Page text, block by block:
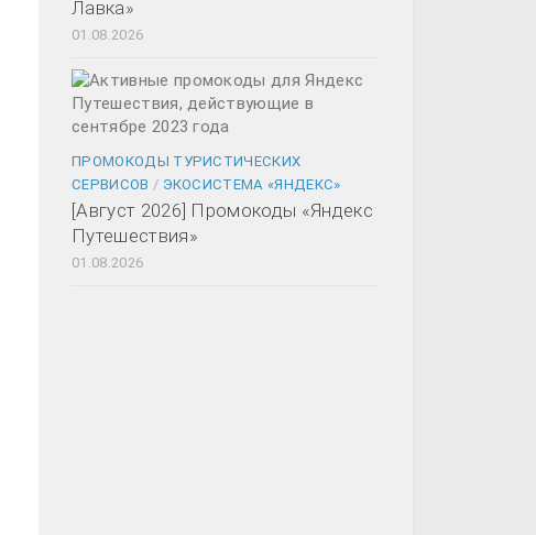
Лавка»
01.08.2026
ПРОМОКОДЫ ТУРИСТИЧЕСКИХ
СЕРВИСОВ / ЭКОСИСТЕМА «ЯНДЕКС»
[Август 2026] Промокоды «Яндекс
Путешествия»
01.08.2026